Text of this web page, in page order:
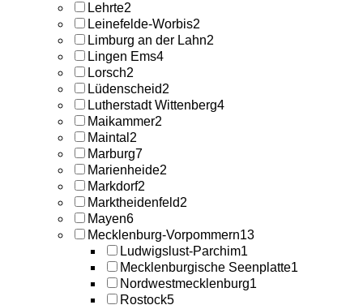
Lehrte2
Leinefelde-Worbis2
Limburg an der Lahn2
Lingen Ems4
Lorsch2
Lüdenscheid2
Lutherstadt Wittenberg4
Maikammer2
Maintal 2
Marburg7
Marienheide2
Markdorf2
Marktheidenfeld2
Mayen6
Mecklenburg-Vorpommern13
Ludwigslust-Parchim1
Mecklenburgische Seenplatte1
Nordwestmecklenburg1
Rostock5